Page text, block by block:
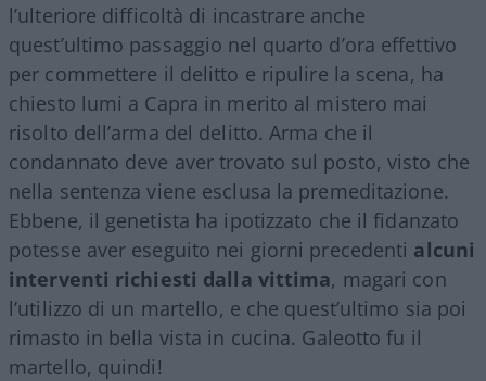
l’ulteriore difficoltà di incastrare anche
quest’ultimo passaggio nel quarto d’ora effettivo
per commettere il delitto e ripulire la scena, ha
chiesto lumi a Capra in merito al mistero mai
risolto dell’arma del delitto. Arma che il
condannato deve aver trovato sul posto, visto che
nella sentenza viene esclusa la premeditazione.
Ebbene, il genetista ha ipotizzato che il fidanzato
potesse aver eseguito nei giorni precedenti alcuni
interventi richiesti dalla vittima, magari con
l’utilizzo di un martello, e che quest’ultimo sia poi
rimasto in bella vista in cucina. Galeotto fu il
martello, quindi!